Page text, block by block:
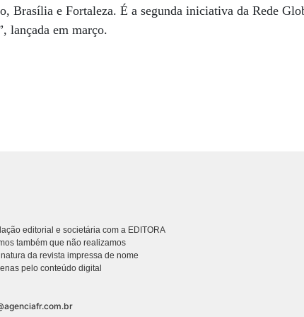
Brasília e Fortaleza. É a segunda iniciativa da Rede
lançada em março.
editorial e societária com a EDITORA
também que não realizamos
da revista impressa de nome
pelo conteúdo digital